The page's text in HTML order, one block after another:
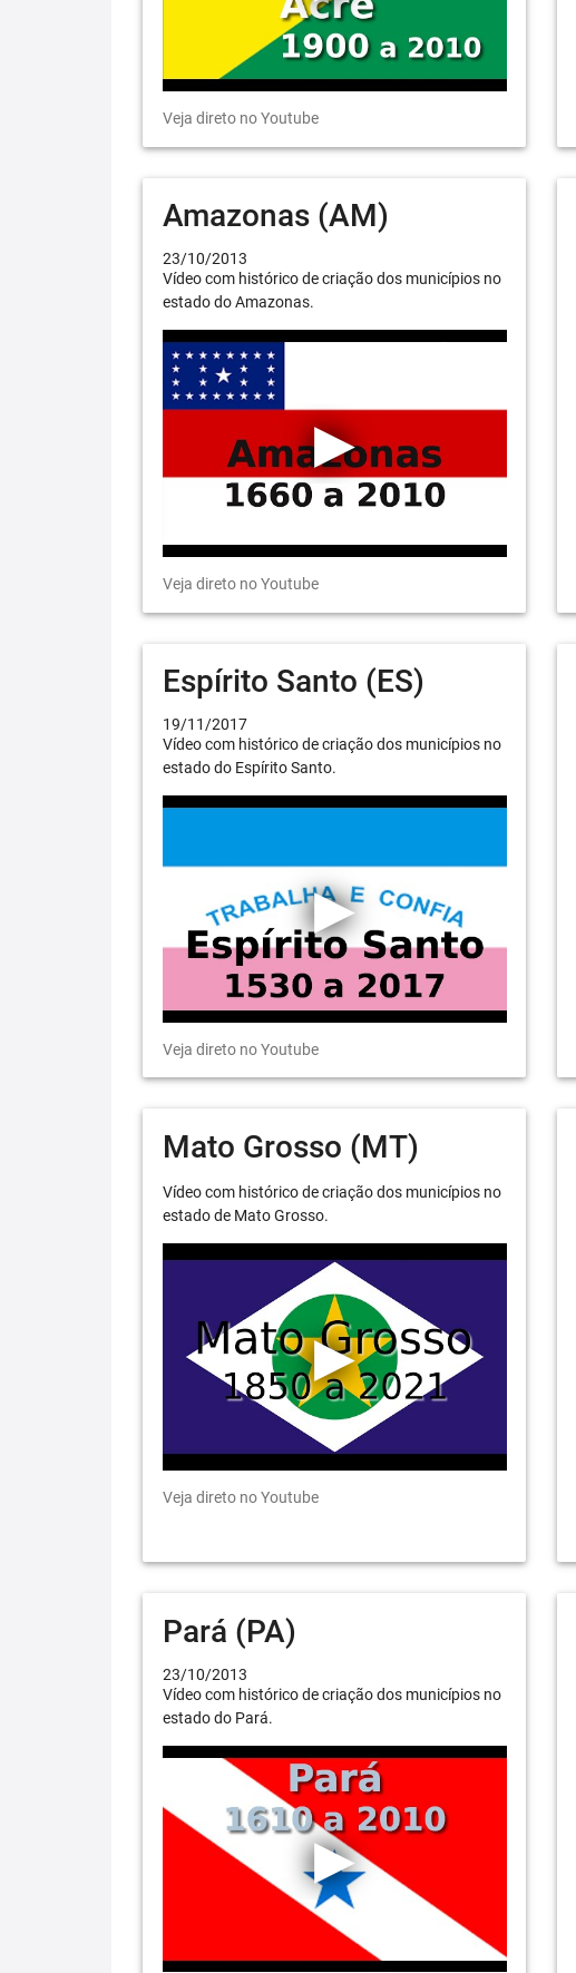
Veja direto no Youtube
Amazonas (AM)
23/10/2013
Vídeo com histórico de criação dos municípios no
estado do Amazonas.
Veja direto no Youtube
Espírito Santo (ES)
19/11/2017
Vídeo com histórico de criação dos municípios no
estado do Espírito Santo.
Veja direto no Youtube
Mato Grosso (MT)
Vídeo com histórico de criação dos municípios no
estado de Mato Grosso.
Veja direto no Youtube
Pará (PA)
23/10/2013
Vídeo com histórico de criação dos municípios no
estado do Pará.